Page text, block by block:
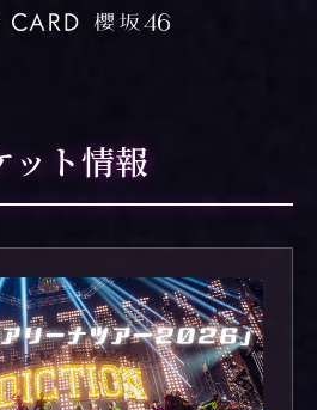
ット情報